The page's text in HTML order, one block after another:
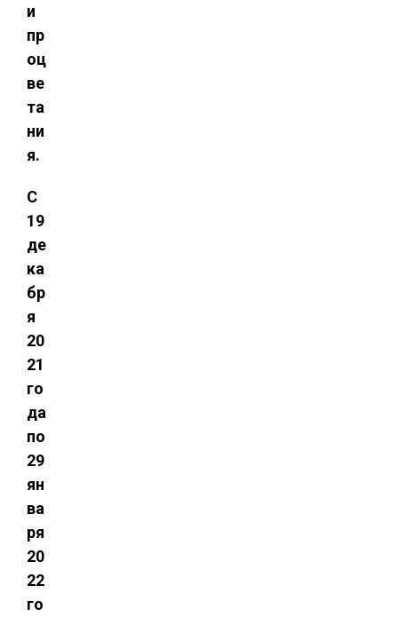
и
пр
оц
ве
та
ни
я.
С
19
де
ка
бр
я
20
21
го
да
по
29
ян
ва
ря
20
22
го